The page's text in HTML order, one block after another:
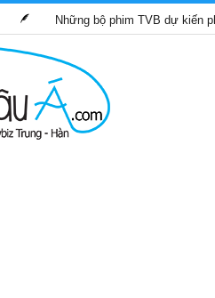
Những bộ phim TVB dự kiến phát sóng